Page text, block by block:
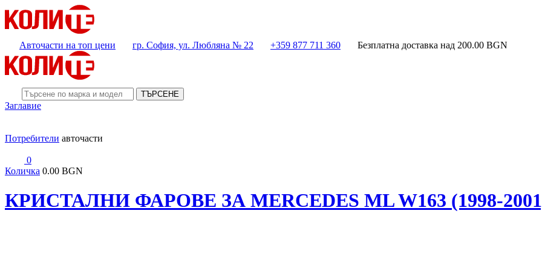
Авточасти на топ цени гр. София, ул. Любляна № 22 +359 877 711 360 Безплатна доставка над 200.00 BGN
ТЪРСЕНЕ
Заглавие
Потребители авточасти
0
Количка 0.00 BGN
КРИСТАЛНИ ФАРОВЕ ЗА MERCEDES ML W163 (1998-